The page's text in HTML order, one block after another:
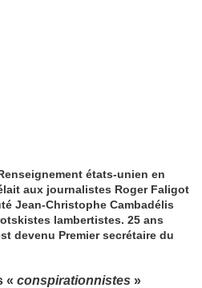
états-unien en
aux journalistes Roger Faligot
Jean-Christophe Cambadélis
lambertistes. 25 ans
devenu Premier secrétaire du
« conspirationnistes »